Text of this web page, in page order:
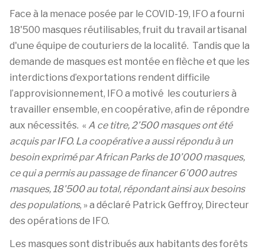
Face à la menace posée par le COVID-19, IFO a fourni
18'500 masques réutilisables, fruit du travail artisanal
d'une équipe de couturiers de la localité. Tandis que la
demande de masques est montée en flèche et que les
interdictions d’exportations rendent difficile
l’approvisionnement, IFO a motivé les couturiers à
travailler ensemble, en coopérative, afin de répondre
aux nécessités. « A ce titre, 2’500 masques ont été
acquis par IFO. La coopérative a aussi répondu à un
besoin exprimé par African Parks de 10’000 masques,
ce qui a permis au passage de financer 6’000 autres
masques, 18'500 au total, répondant ainsi aux besoins
des populations, » a déclaré Patrick Geffroy, Directeur
des opérations de IFO.
Les masques sont distribués aux habitants des forêts